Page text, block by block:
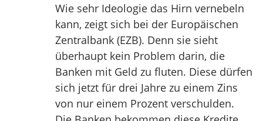
Wie sehr Ideologie das Hirn vernebeln
kann, zeigt sich bei der Europäischen
Zentralbank (EZB). Denn sie sieht
überhaupt kein Problem darin, die
Banken mit Geld zu fluten. Diese dürfen
sich jetzt für drei Jahre zu einem Zins
von nur einem Prozent verschulden.